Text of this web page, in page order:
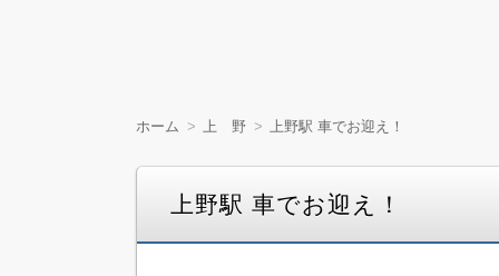
ホーム 上 野 上野駅 車でお迎え！
上野駅 車でお迎え！